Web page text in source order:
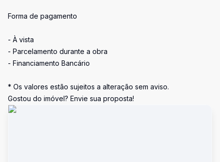
Forma de pagamento
- À vista
- Parcelamento durante a obra
- Financiamento Bancário
* Os valores estão sujeitos a alteração sem aviso.
Gostou do imóvel? Envie sua proposta!